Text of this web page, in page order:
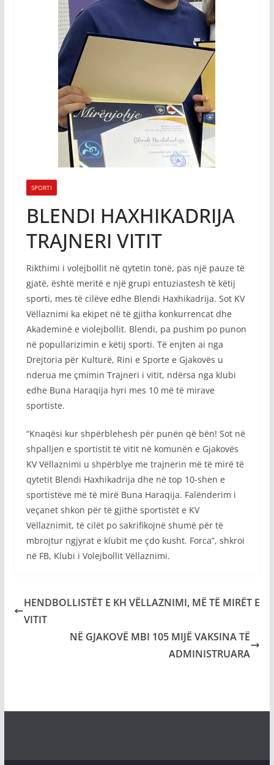
SPORTI
BLENDI HAXHIKADRIJA
TRAJNERI VITIT
Rikthimi i volejbollit në qytetin tonë, pas një pauze të
gjatë, është meritë e një grupi entuziastesh të këtij
sporti, mes të cilëve edhe Blendi Haxhikadrija. Sot KV
Vëllaznimi ka ekipet në të gjitha konkurrencat dhe
Akademinë e violejbollit. Blendi, pa pushim po punon
në popullarizimin e këtij sporti. Të enjten ai nga
Drejtoria për Kulturë, Rini e Sporte e Gjakovës u
nderua me çmimin Trajneri i vitit, ndërsa nga klubi
edhe Buna Haraqija hyri mes 10 më të mirave
sportiste.
“Knaqësi kur shpërblehesh për punën që bën! Sot në
shpalljen e sportistit të vitit në komunën e Gjakovës
KV Vëllaznimi u shpërblye me trajnerin më të mirë të
qytetit Blendi Haxhikadrija dhe në top 10-shen e
sportistëve më të mirë Buna Haraqija. Falënderim i
veçanet shkon për të gjithë sportistët e KV
Vëllaznimit, të cilët po sakrifikojnë shumë për të
mbrojtur ngjyrat e klubit me çdo kusht. Forca”, shkroi
në FB, Klubi i Volejbollit Vëllaznimi.
HENDBOLLISTËT E KH VËLLAZNIMI, MË TË MIRËT E
VITIT
NË GJAKOVË MBI 105 MIJË VAKSINA TË
ADMINISTRUARA